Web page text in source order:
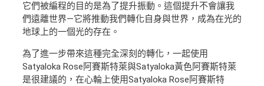
它們被編程的目的是為了提升振動。這個提升不會讓我
們遠離世界—它將推動我們轉化自身與世界，成為在光的
地球上的一個光的存在。
為了進一步帶來這種完全深刻的轉化，一起使用
Satyaloka Rose阿賽斯特萊與Satyaloka黃色阿賽斯特萊
是很建議的，在心輪上使用Satyaloka Rose阿賽斯特